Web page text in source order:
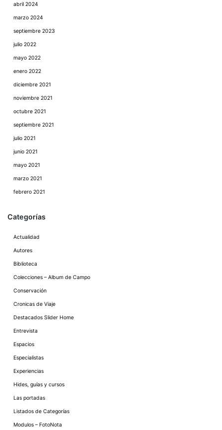
abril 2024
marzo 2024
septiembre 2023
julio 2022
mayo 2022
enero 2022
diciembre 2021
noviembre 2021
octubre 2021
septiembre 2021
julio 2021
junio 2021
mayo 2021
marzo 2021
febrero 2021
Categorías
Actualidad
Autores
Biblioteca
Colecciones – Album de Campo
Conservación
Cronicas de Viaje
Destacados Slider Home
Entrevista
Espacios
Especialistas
Experiencias
Hides, guías y cursos
Las portadas
Listados de Categorías
Modulos – FotoNota